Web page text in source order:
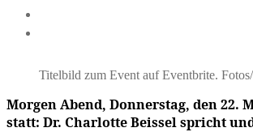
Titelbild zum Event auf Eventbrite.
Morgen Abend, Donnerstag, den 22.
statt: Dr. Charlotte Beissel spricht